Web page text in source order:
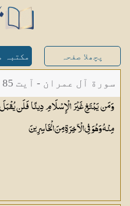
پچھلا صفحہ مکتبہ
سورة آل عمران - آیت 85
وَمَن يَبْتَغِ غَيْرَ الْإِسْلَامِ دِينًا فَلَن يُقْبَلَ
مِنْهُ وَهُوَ فِي الْآخِرَةِ مِنَالْخَاسِرِينَ